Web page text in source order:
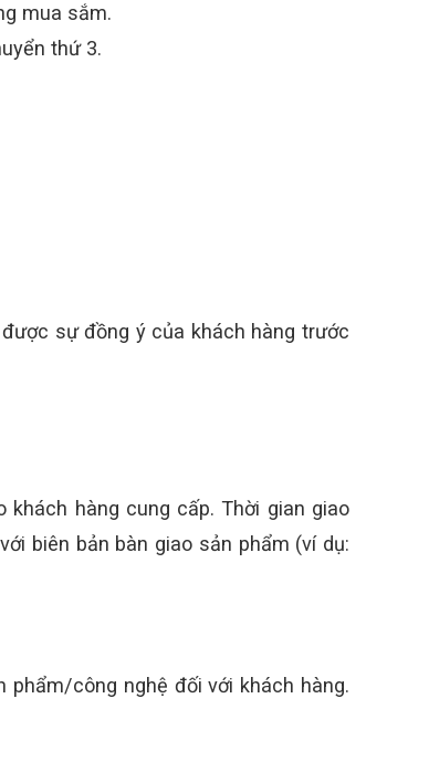
mua sắm.
thứ 3.
sự đồng ý của khách hàng trước
hàng cung cấp. Thời gian giao
biên bản bàn giao sản phẩm (ví dụ:
phẩm/công nghệ đối với khách hàng.